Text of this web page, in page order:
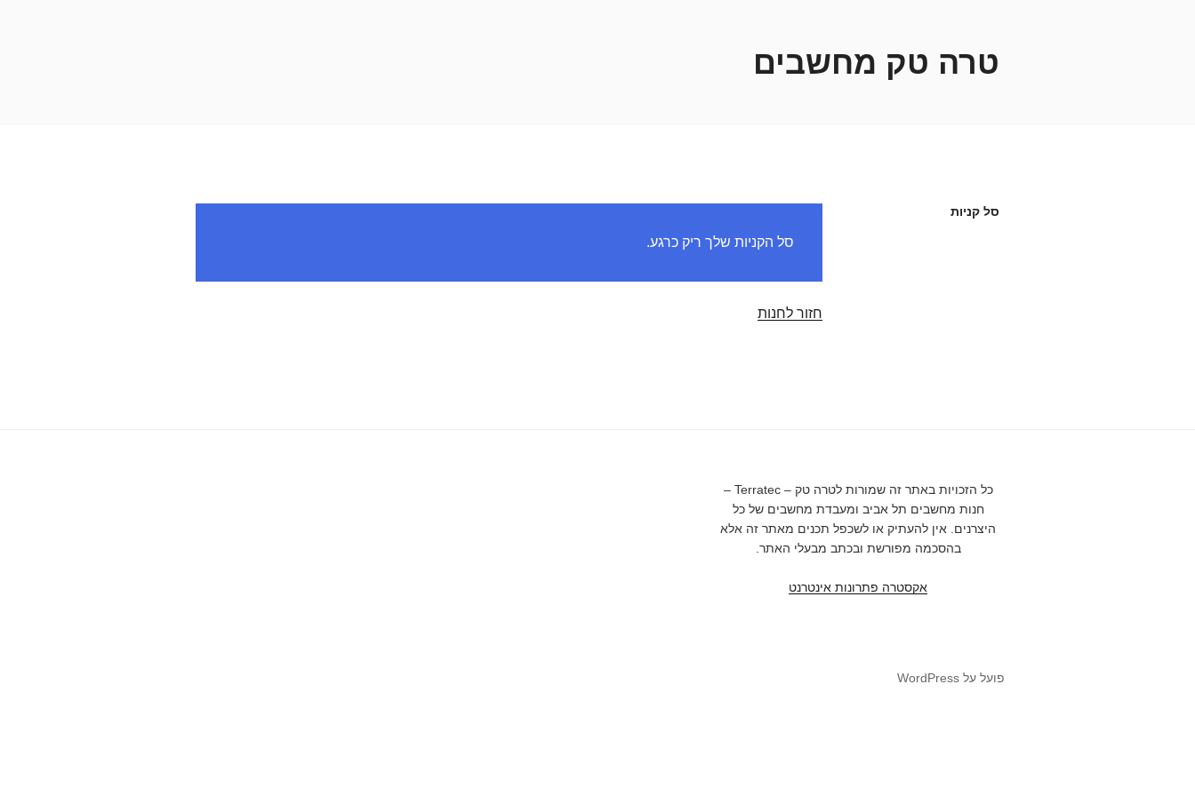
טרה טק מחשבים
סל קניות
סל הקניות שלך ריק כרגע.
חזור לחנות
כל הזכויות באתר זה שמורות לטרה טק – Terratec –
חנות מחשבים תל אביב ומעבדת מחשבים של כל
היצרנים. אין להעתיק או לשכפל תכנים מאתר זה אלא
בהסכמה מפורשת ובכתב מבעלי האתר.
אקסטרה פתרונות אינטרנט
פועל על WordPress